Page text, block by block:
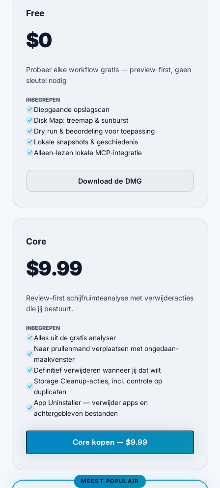
Free
$0
Probeer elke workflow gratis — preview-first, geen
sleutel nodig
INBEGREPEN
Diepgaande opslagscan
Disk Map: treemap & sunburst
Dry run & beoordeling voor toepassing
Lokale snapshots & geschiedenis
Alleen-lezen lokale MCP-integratie
Download de DMG
Core
$9.99
Review-first schijfruimteanalyse met verwijderacties
die jij bestuurt.
INBEGREPEN
Alles uit de gratis analyser
Naar prullenmand verplaatsen met ongedaan-
maakvenster
Definitief verwijderen wanneer jij dat wilt
Storage Cleanup-acties, incl. controle op
duplicaten
App Uninstaller — verwijder apps en
achtergebleven bestanden
Core kopen — $9.99
MEEST POPULAIR